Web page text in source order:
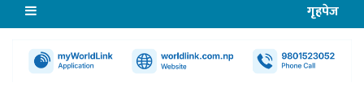
गृहपेज